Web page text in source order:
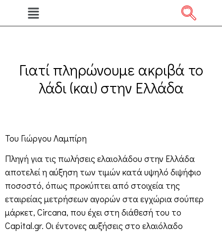
Γιατί πληρώνουμε ακριβά το
λάδι (και) στην Ελλάδα
Του Γιώργου Λαμπίρη
Πληγή για τις πωλήσεις ελαιολάδου στην Ελλάδα
αποτελεί η αύξηση των τιμών κατά υψηλό διψήφιο
ποσοστό, όπως προκύπτει από στοιχεία της
εταιρείας μετρήσεων αγορών στα εγχώρια σούπερ
μάρκετ, Circana, που έχει στη διάθεσή του το
Capital.gr. Οι έντονες αυξήσεις στο ελαιόλαδο